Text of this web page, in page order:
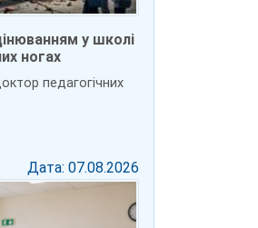
у школі
ногах
педагогічних
Дата: 07.08.2026